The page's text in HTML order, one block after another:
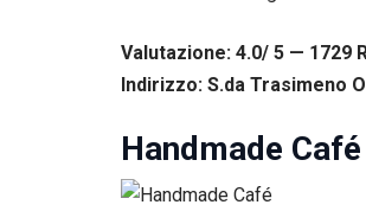
Valutazione: 4.0/ 5 — 1729
Indirizzo: S.da Trasimeno
Handmade Café